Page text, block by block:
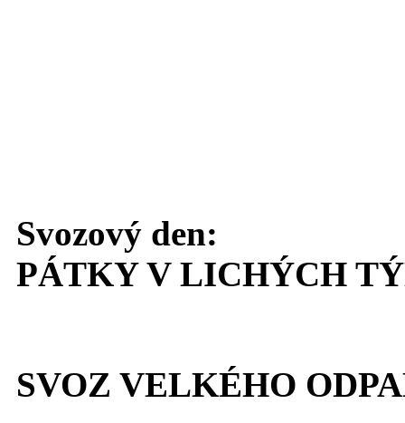
Svozový den:
PÁTKY V LICHÝCH
SVOZ VELKÉHO